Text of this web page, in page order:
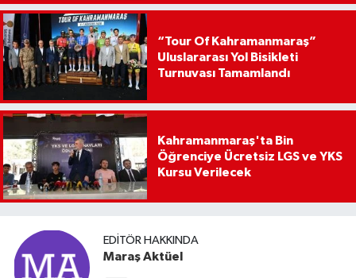
“Tour Of Kahramanmaraş”
Uluslararası Yol Bisikleti
Turnuvası Tamamlandı
Kahramanmaraş'ta Bin
Öğrenciye Ücretsiz LGS ve YKS
Kursu Verilecek
EDITÖR HAKKINDA
Maraş Aktüel